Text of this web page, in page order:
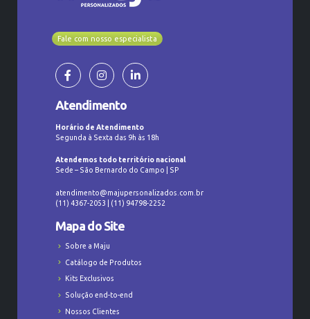
Fale com nosso especialista
Atendimento
Horário de Atendimento
Segunda à Sexta das 9h às 18h
Atendemos todo território nacional
Sede – São Bernardo do Campo | SP
atendimento@majupersonalizados.com.br
(11) 4367-2053 | (11) 94798-2252
Mapa do Site
Sobre a Maju
Catálogo de Produtos
Kits Exclusivos
Solução end-to-end
Nossos Clientes